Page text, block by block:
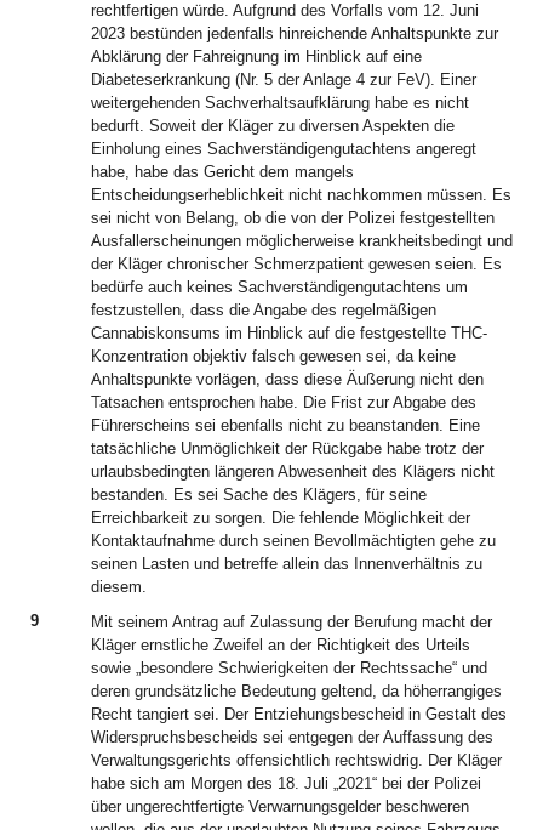
rechtfertigen würde. Aufgrund des Vorfalls vom 12. Juni
2023 bestünden jedenfalls hinreichende Anhaltspunkte zur
Abklärung der Fahreignung im Hinblick auf eine
Diabeteserkrankung (Nr. 5 der Anlage 4 zur FeV). Einer
weitergehenden Sachverhaltsaufklärung habe es nicht
bedurft. Soweit der Kläger zu diversen Aspekten die
Einholung eines Sachverständigengutachtens angeregt
habe, habe das Gericht dem mangels
Entscheidungserheblichkeit nicht nachkommen müssen. Es
sei nicht von Belang, ob die von der Polizei festgestellten
Ausfallerscheinungen möglicherweise krankheitsbedingt und
der Kläger chronischer Schmerzpatient gewesen seien. Es
bedürfe auch keines Sachverständigengutachtens um
festzustellen, dass die Angabe des regelmäßigen
Cannabiskonsums im Hinblick auf die festgestellte THC-
Konzentration objektiv falsch gewesen sei, da keine
Anhaltspunkte vorlägen, dass diese Äußerung nicht den
Tatsachen entsprochen habe. Die Frist zur Abgabe des
Führerscheins sei ebenfalls nicht zu beanstanden. Eine
tatsächliche Unmöglichkeit der Rückgabe habe trotz der
urlaubsbedingten längeren Abwesenheit des Klägers nicht
bestanden. Es sei Sache des Klägers, für seine
Erreichbarkeit zu sorgen. Die fehlende Möglichkeit der
Kontaktaufnahme durch seinen Bevollmächtigten gehe zu
seinen Lasten und betreffe allein das Innenverhältnis zu
diesem.
9
Mit seinem Antrag auf Zulassung der Berufung macht der
Kläger ernstliche Zweifel an der Richtigkeit des Urteils
sowie „besondere Schwierigkeiten der Rechtssache“ und
deren grundsätzliche Bedeutung geltend, da höherrangiges
Recht tangiert sei. Der Entziehungsbescheid in Gestalt des
Widerspruchsbescheids sei entgegen der Auffassung des
Verwaltungsgerichts offensichtlich rechtswidrig. Der Kläger
habe sich am Morgen des 18. Juli „2021“ bei der Polizei
über ungerechtfertigte Verwarnungsgelder beschweren